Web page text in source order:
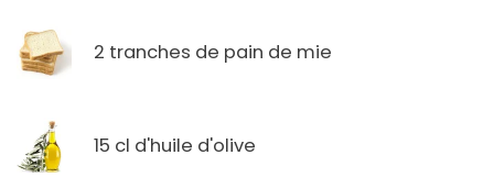
2 tranches de pain de mie
15 cl d'huile d'olive